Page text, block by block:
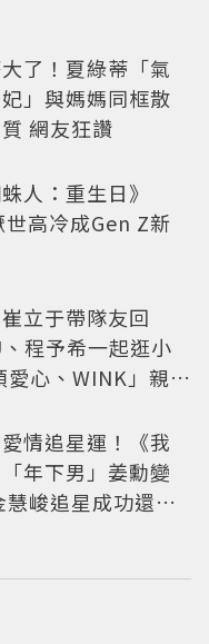
了！夏綠蒂「氣
」與媽媽同框散
網友狂讚
人：重生日》
高冷成Gen Z新
崔立于帶隊友回
程予希一起逛小
愛心、WINK」親曝
情追星運！《我
年下男」姜勳變
峻追星成功還偶